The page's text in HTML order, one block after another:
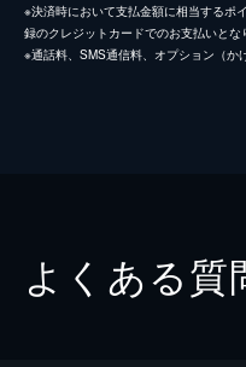
※決済時において支払金額に相当するポ
録のクレジットカードでのお支払いとな
※通話料、SMS通信料、オプション（か
よくある質